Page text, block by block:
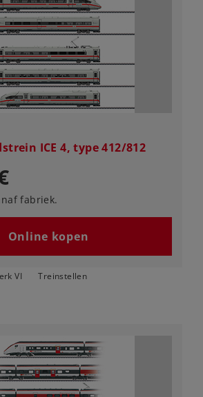
ICE 4, type 412/812
fabriek.
Online kopen
VI Treinstellen